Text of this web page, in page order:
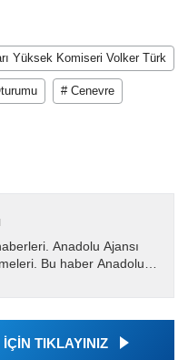
Yüksek Komiseri Volker Türk
# Cenevre
Anadolu Ajansı
Bu haber Anadolu
TIKLAYINIZ